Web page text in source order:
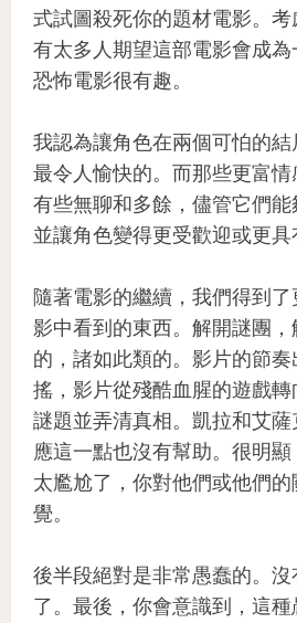
式試圖殺死你的題材電影。
有太多人期望這部電影會成
恐怖電影很有趣。
我認為讓角色在兩個可怕的
最令人愉快的。而那些更富
有些無聊和多餘，儘管它們
並讓角色變得更受歡迎或更具
隨著電影的繼續，我們得到
影中看到的東西。解開謎團
的，諸如此類的。影片的節
搖，影片從殘酷血腥的遊戲
謎題並弄清真相。凱拉和艾薩
應這一點也沒有幫助。很明
太尷尬了，你對他們或他們
覺。
後半段絕對是非常愚蠢的。
了。最後，你會意識到，這